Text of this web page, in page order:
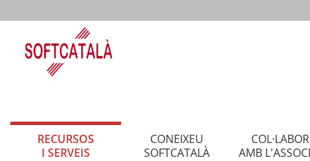
RECURSOS
I SERVEIS
CONEIXEU
SOFTCATALÀ
AMB